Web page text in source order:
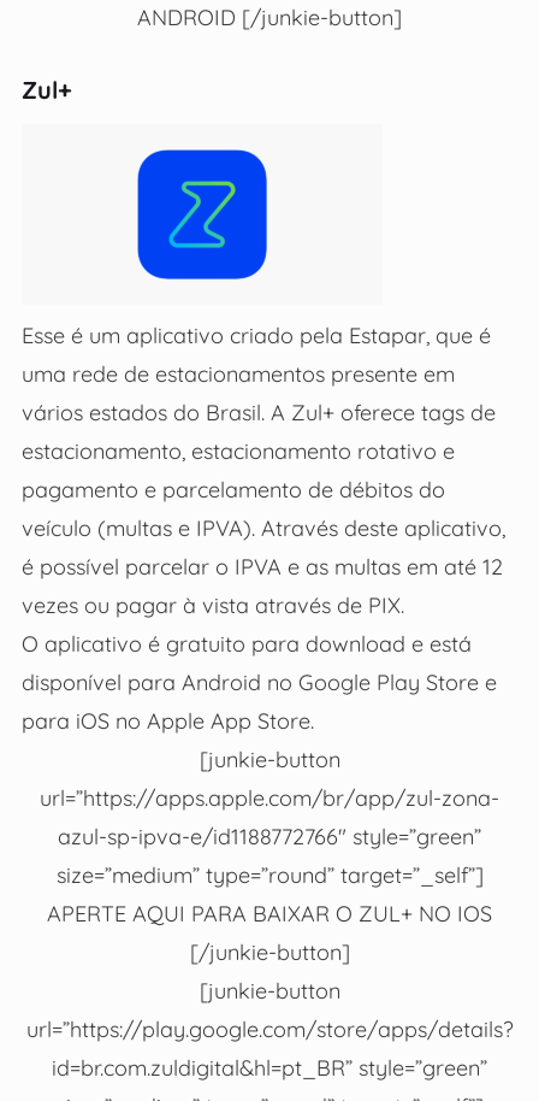
ANDROID [/junkie-button]
Zul+
Esse é um aplicativo criado pela Estapar, que é
uma rede de estacionamentos presente em
vários estados do Brasil. A Zul+ oferece tags de
estacionamento, estacionamento rotativo e
pagamento e parcelamento de débitos do
veículo (multas e IPVA). Através deste aplicativo,
é possível parcelar o IPVA e as multas em até 12
vezes ou pagar à vista através de PIX.
O aplicativo é gratuito para download e está
disponível para Android no Google Play Store e
para iOS no Apple App Store.
[junkie-button
url=”https://apps.apple.com/br/app/zul-zona-
azul-sp-ipva-e/id1188772766″ style=”green”
size=”medium” type=”round” target=”_self”]
APERTE AQUI PARA BAIXAR O ZUL+ NO IOS
[/junkie-button]
[junkie-button
url=”https://play.google.com/store/apps/details?
id=br.com.zuldigital&hl=pt_BR” style=”green”